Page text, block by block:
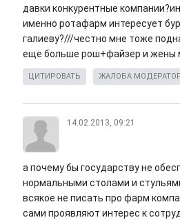
давки конкурентные
именно ротафарм интересует
галиеву?///честно мне тоже
еще больше рош+файзер и жены
ЦИТИРОВАТЬ ЖАЛОБА
14.02.2013, 09:21
а почему бы государству не
нормальными столами и
всякое не писать про фарм
сами проявляют интерес к